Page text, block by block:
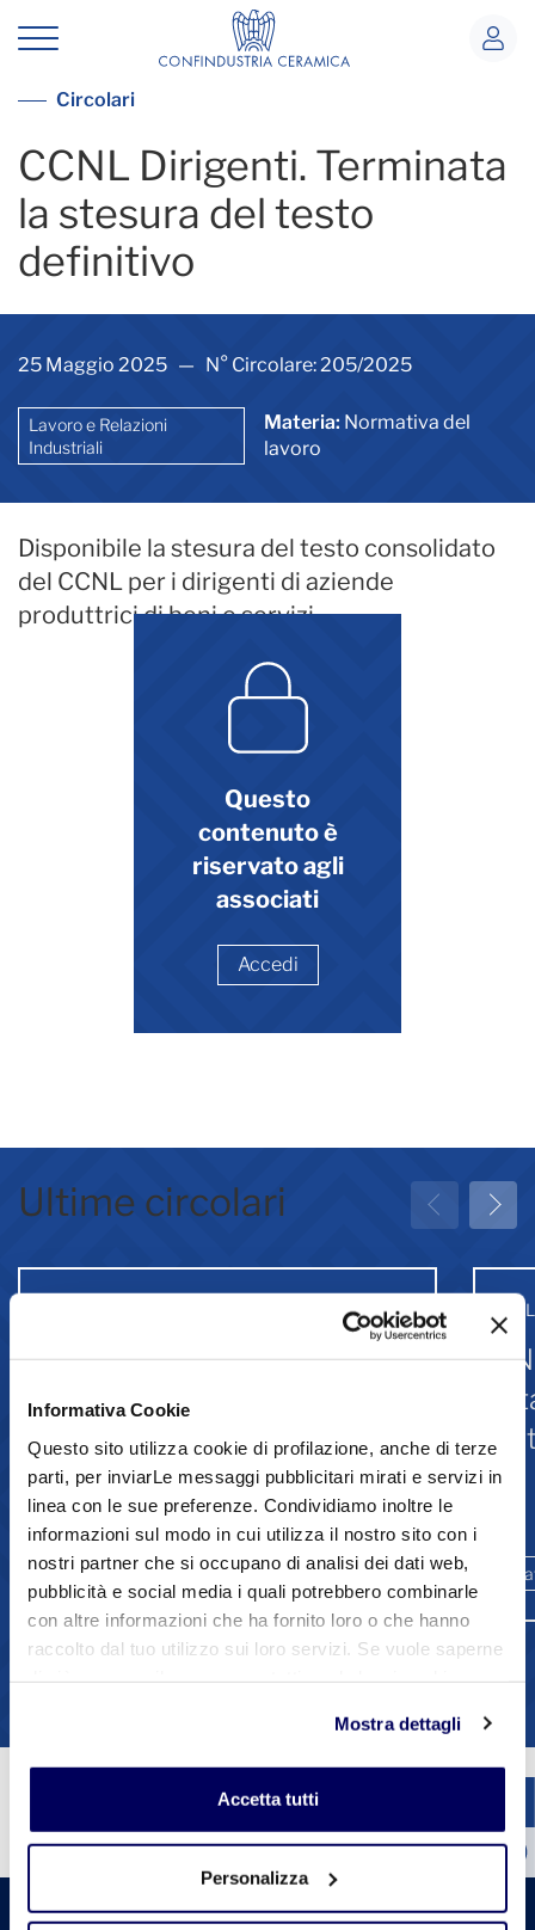
Informativa Cookie
Questo sito utilizza cookie di profilazione, anche di terze
parti, per inviarLe messaggi pubblicitari mirati e servizi in
linea con le sue preferenze. Condividiamo inoltre le
informazioni sul modo in cui utilizza il nostro sito con i
nostri partner che si occupano di analisi dei dati web,
pubblicità e social media i quali potrebbero combinarle
con altre informazioni che ha fornito loro o che hanno
raccolto dal tuo utilizzo sui loro servizi. Se vuole saperne
sul tasto "Accetta tutti". Se non vuole i cookie di
profilazione può negare il consenso sul tasto "Rifiuta".
Mostra dettagli
Accetta tutti
Personalizza
CCNL Dirigenti. Terminata la
Vedi tutte le circolari
Circolari
CCNL Dirigenti. Terminata
la stesura del testo
definitivo
25 Maggio 2025 — N° Circolare: 205/2025
Lavoro e Relazioni
Industriali
Materia: Normativa del
lavoro
Questo
contenuto è
riservato agli
associati
Accedi
Disponibile la stesura del testo consolidato
del CCNL per i dirigenti di aziende
produttrici di beni e servizi.
Ultime circolari
Greenwashing: attività
associative
Comunicazione
Ambiente e sostenibilità Promozione
31
1 2 3 4